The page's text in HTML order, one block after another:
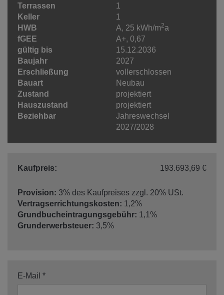
Terrassen
1
Keller
1
HWB
A, 25 kWh/m2a
fGEE
A+, 0,67
gültig bis
15.12.2036
Baujahr
2027
Erschließung
vollerschlossen
Bauart
Neubau
Zustand
projektiert
Hauszustand
projektiert
Beziehbar
Jahreswechsel
2027/2028
Kaufpreis: 193.693,69 €
Provision: 3% des Kaufpreises zzgl. 20% USt.
Vertragserrichtungskosten: 1,2%
Grundbucheintragungsgebühr: 1,1%
Grunderwerbsteuer: 3,5%
E-Mail